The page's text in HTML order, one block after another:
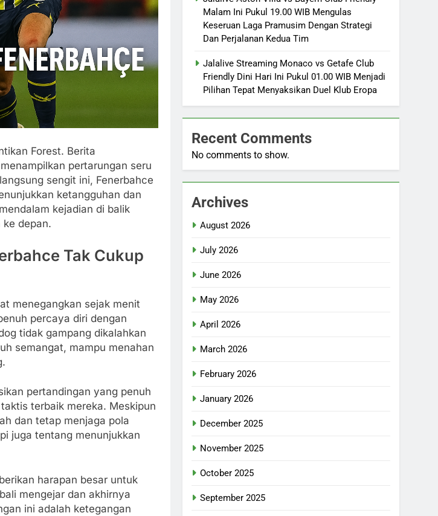
Forest. Berita
pertarungan seru
sengit ini, Fenerbahce
ketangguhan dan
kejadian di balik
depan.
Tak Cukup
menegangkan sejak menit
percaya diri dengan
tidak gampang dikalahkan
semangat, mampu menahan
pertandingan yang penuh
terbaik mereka. Meskipun
dan tetap menjaga pola
juga tentang menunjukkan
harapan besar untuk
mengejar dan akhirnya
ini adalah ketegangan
Malam Ini Pukul 19.00 WIB Mengulas
Keseruan Laga Pramusim Dengan Strategi
Dan Perjalanan Kedua Tim
Jalalive Streaming Monaco vs Getafe Club
Friendly Dini Hari Ini Pukul 01.00 WIB Menjadi
Pilihan Tepat Menyaksikan Duel Klub Eropa
Recent Comments
No comments to show.
Archives
August 2026
July 2026
June 2026
May 2026
April 2026
March 2026
February 2026
January 2026
December 2025
November 2025
October 2025
September 2025